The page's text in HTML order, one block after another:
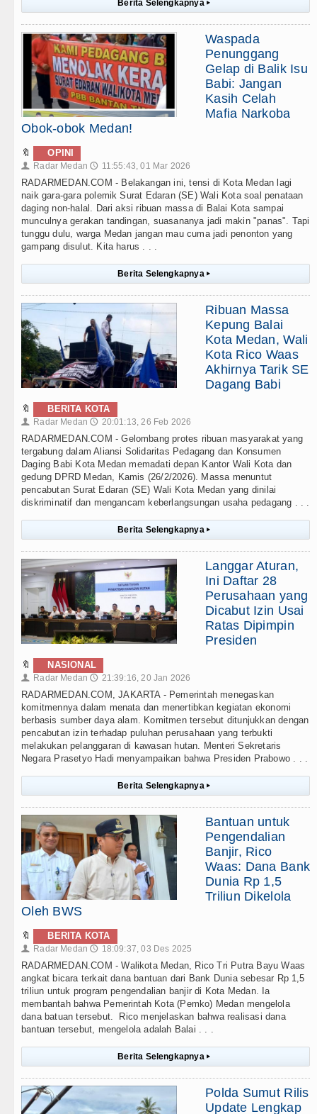
Berita Selengkapnya ▸
Waspada
Penunggang
Gelap di Balik Isu
Babi: Jangan
Kasih Celah
Mafia Narkoba
Obok-obok Medan!
🔖 OPINI
👤 Radar Medan 🕔 11:55:43, 01 Mar 2026
RADARMEDAN.COM - Belakangan ini, tensi di Kota Medan lagi
naik gara-gara polemik Surat Edaran (SE) Wali Kota soal penataan
daging non-halal. Dari aksi ribuan massa di Balai Kota sampai
munculnya gerakan tandingan, suasananya jadi makin "panas". Tapi
tunggu dulu, warga Medan jangan mau cuma jadi penonton yang
gampang disulut. Kita harus . . .
Berita Selengkapnya ▸
Ribuan Massa
Kepung Balai
Kota Medan, Wali
Kota Rico Waas
Akhirnya Tarik SE
Dagang Babi
🔖 BERITA KOTA
👤 Radar Medan 🕔 20:01:13, 26 Feb 2026
RADARMEDAN.COM - Gelombang protes ribuan masyarakat yang
tergabung dalam Aliansi Solidaritas Pedagang dan Konsumen
Daging Babi Kota Medan memadati depan Kantor Wali Kota dan
gedung DPRD Medan, Kamis (26/2/2026). Massa menuntut
pencabutan Surat Edaran (SE) Wali Kota Medan yang dinilai
diskriminatif dan mengancam keberlangsungan usaha pedagang . . .
Berita Selengkapnya ▸
Langgar Aturan,
Ini Daftar 28
Perusahaan yang
Dicabut Izin Usai
Ratas Dipimpin
Presiden
🔖 NASIONAL
👤 Radar Medan 🕔 21:39:16, 20 Jan 2026
RADARMEDAN.COM, JAKARTA - Pemerintah menegaskan
komitmennya dalam menata dan menertibkan kegiatan ekonomi
berbasis sumber daya alam. Komitmen tersebut ditunjukkan dengan
pencabutan izin terhadap puluhan perusahaan yang terbukti
melakukan pelanggaran di kawasan hutan. Menteri Sekretaris
Negara Prasetyo Hadi menyampaikan bahwa Presiden Prabowo . . .
Berita Selengkapnya ▸
Bantuan untuk
Pengendalian
Banjir, Rico
Waas: Dana Bank
Dunia Rp 1,5
Triliun Dikelola
Oleh BWS
🔖 BERITA KOTA
👤 Radar Medan 🕔 18:09:37, 03 Des 2025
RADARMEDAN.COM - Walikota Medan, Rico Tri Putra Bayu Waas
angkat bicara terkait dana bantuan dari Bank Dunia sebesar Rp 1,5
triliun untuk program pengendalian banjir di Kota Medan. Ia
membantah bahwa Pemerintah Kota (Pemko) Medan mengelola
dana batuan tersebut. Rico menjelaskan bahwa realisasi dana
bantuan tersebut, mengelola adalah Balai . . .
Berita Selengkapnya ▸
Polda Sumut Rilis
Update Lengkap